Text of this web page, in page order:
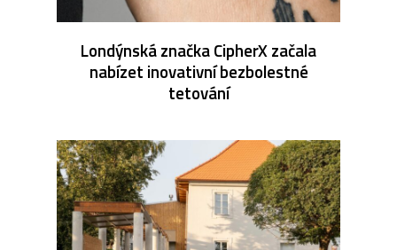
Londýnská značka CipherX začala
nabízet inovativní bezbolestné
tetování